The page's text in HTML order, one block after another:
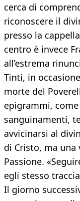
cerca di
riconoscere il
presso la
centro è invece
all’estrema
Tinti, in
morte del
epigrammi,
sanguinamenti,
avvicinarsi al
di Cristo, ma una
Passione.
egli stesso
Il giorno